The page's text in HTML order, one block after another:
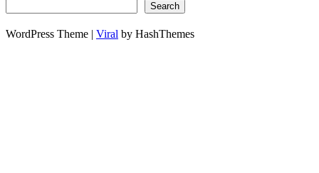
Search
WordPress Theme | Viral by HashThemes